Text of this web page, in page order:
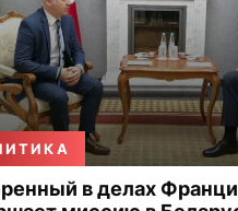
в делах